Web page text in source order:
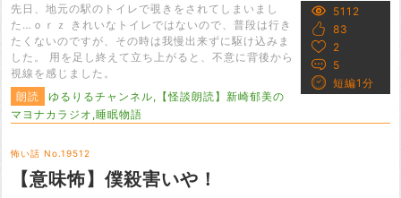
先日、地元の駅のトイレで覗きをされてしまいまし
た…ｏｒｚ きれいなトイレではないので、普段は行き
たくないのですが、その時は我慢出来ずに駆け込みま
した。 用を足し終えて立ち上がると、不意に背後から
視線を感じました。
朗読
ゆるりるチャンネル,【怪談朗読】新崎郁美の
マヨナカラジオ,睡眠物語
5112
83
2
5
短編1分
怖い話 No.19512
【意味怖】僕殺害いや！